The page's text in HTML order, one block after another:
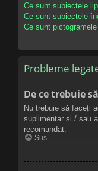
Ce sunt subiectele
Ce sunt subiectele
Ce sunt
Probleme
De ce trebuie
Nu trebuie să faceți
suplimentar și / sau
recomandat.
Sus